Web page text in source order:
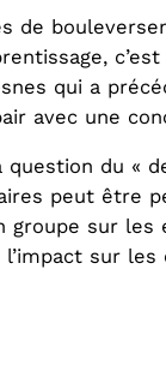
de
qui a
avec une
question du «
peut être
groupe sur
l’impact sur